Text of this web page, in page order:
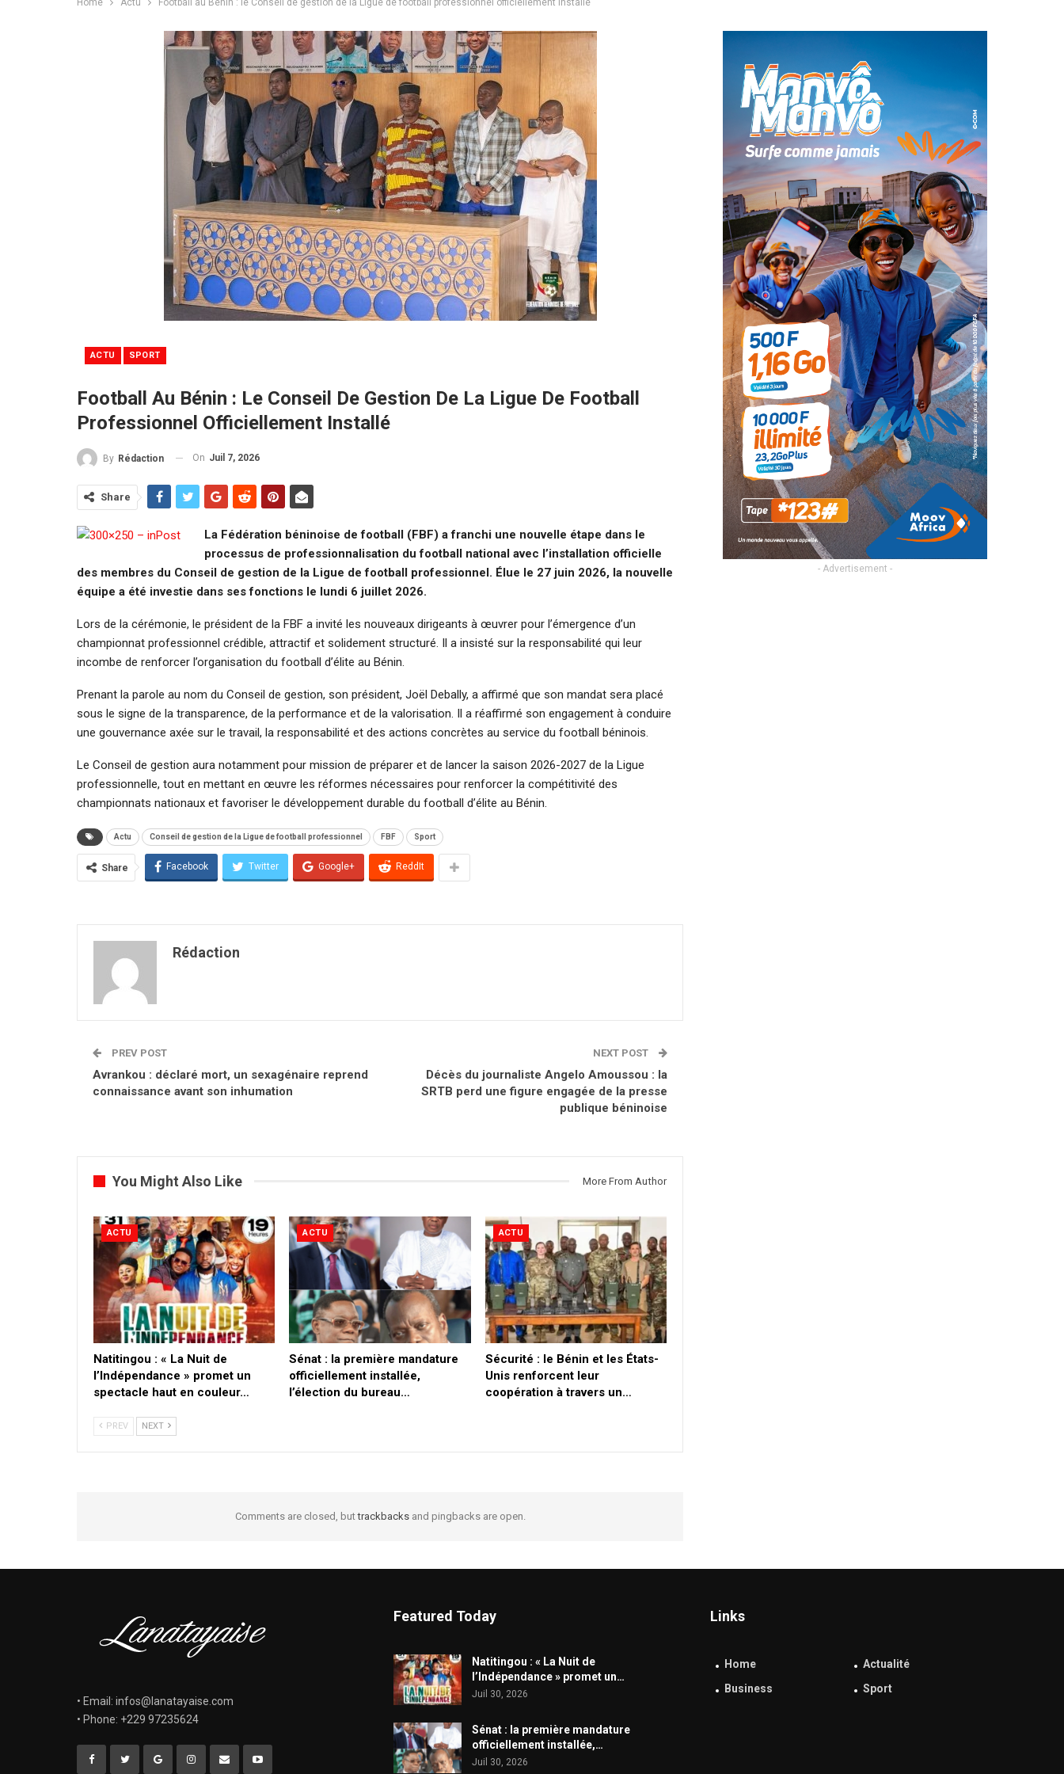
Home Actu Football au Bénin : le Conseil de gestion de la Ligue de football professionnel officiellement installé
ACTU SPORT
Football Au Bénin : Le Conseil De Gestion De La Ligue De Football
Professionnel Officiellement Installé
By Rédaction On Juil 7, 2026
Share
La Fédération béninoise de football (FBF) a franchi une nouvelle étape dans le
processus de professionnalisation du football national avec l’installation officielle
des membres du Conseil de gestion de la Ligue de football professionnel. Élue le 27 juin 2026, la nouvelle
équipe a été investie dans ses fonctions le lundi 6 juillet 2026.
Lors de la cérémonie, le président de la FBF a invité les nouveaux dirigeants à œuvrer pour l’émergence d’un
championnat professionnel crédible, attractif et solidement structuré. Il a insisté sur la responsabilité qui leur
incombe de renforcer l’organisation du football d’élite au Bénin.
Prenant la parole au nom du Conseil de gestion, son président, Joël Debally, a affirmé que son mandat sera placé
sous le signe de la transparence, de la performance et de la valorisation. Il a réaffirmé son engagement à conduire
une gouvernance axée sur le travail, la responsabilité et des actions concrètes au service du football béninois.
Le Conseil de gestion aura notamment pour mission de préparer et de lancer la saison 2026-2027 de la Ligue
professionnelle, tout en mettant en œuvre les réformes nécessaires pour renforcer la compétitivité des
championnats nationaux et favoriser le développement durable du football d’élite au Bénin.
Actu Conseil de gestion de la Ligue de football professionnel FBF Sport
Share Facebook Twitter Google+ ReddIt
Rédaction
PREV POST
Avrankou : déclaré mort, un sexagénaire reprend
connaissance avant son inhumation
NEXT POST
Décès du journaliste Angelo Amoussou : la
SRTB perd une figure engagée de la presse
publique béninoise
You Might Also Like More From Author
ACTU
​Natitingou : « La Nuit de
l’Indépendance » promet un
spectacle haut en couleur…
ACTU
Sénat : la première mandature
officiellement installée,
l’élection du bureau…
ACTU
Sécurité : le Bénin et les États-
Unis renforcent leur
coopération à travers un…
PREV NEXT
Comments are closed, buttrackbacksand pingbacks are open.
- Advertisement -
• Email: infos@lanatayaise.com
• Phone: +229 97235624
Featured Today
​Natitingou : « La Nuit de
l’Indépendance » promet un…
Juil 30, 2026
Sénat : la première mandature
officiellement installée,…
Juil 30, 2026
Links
Home
Actualité
Business
Sport